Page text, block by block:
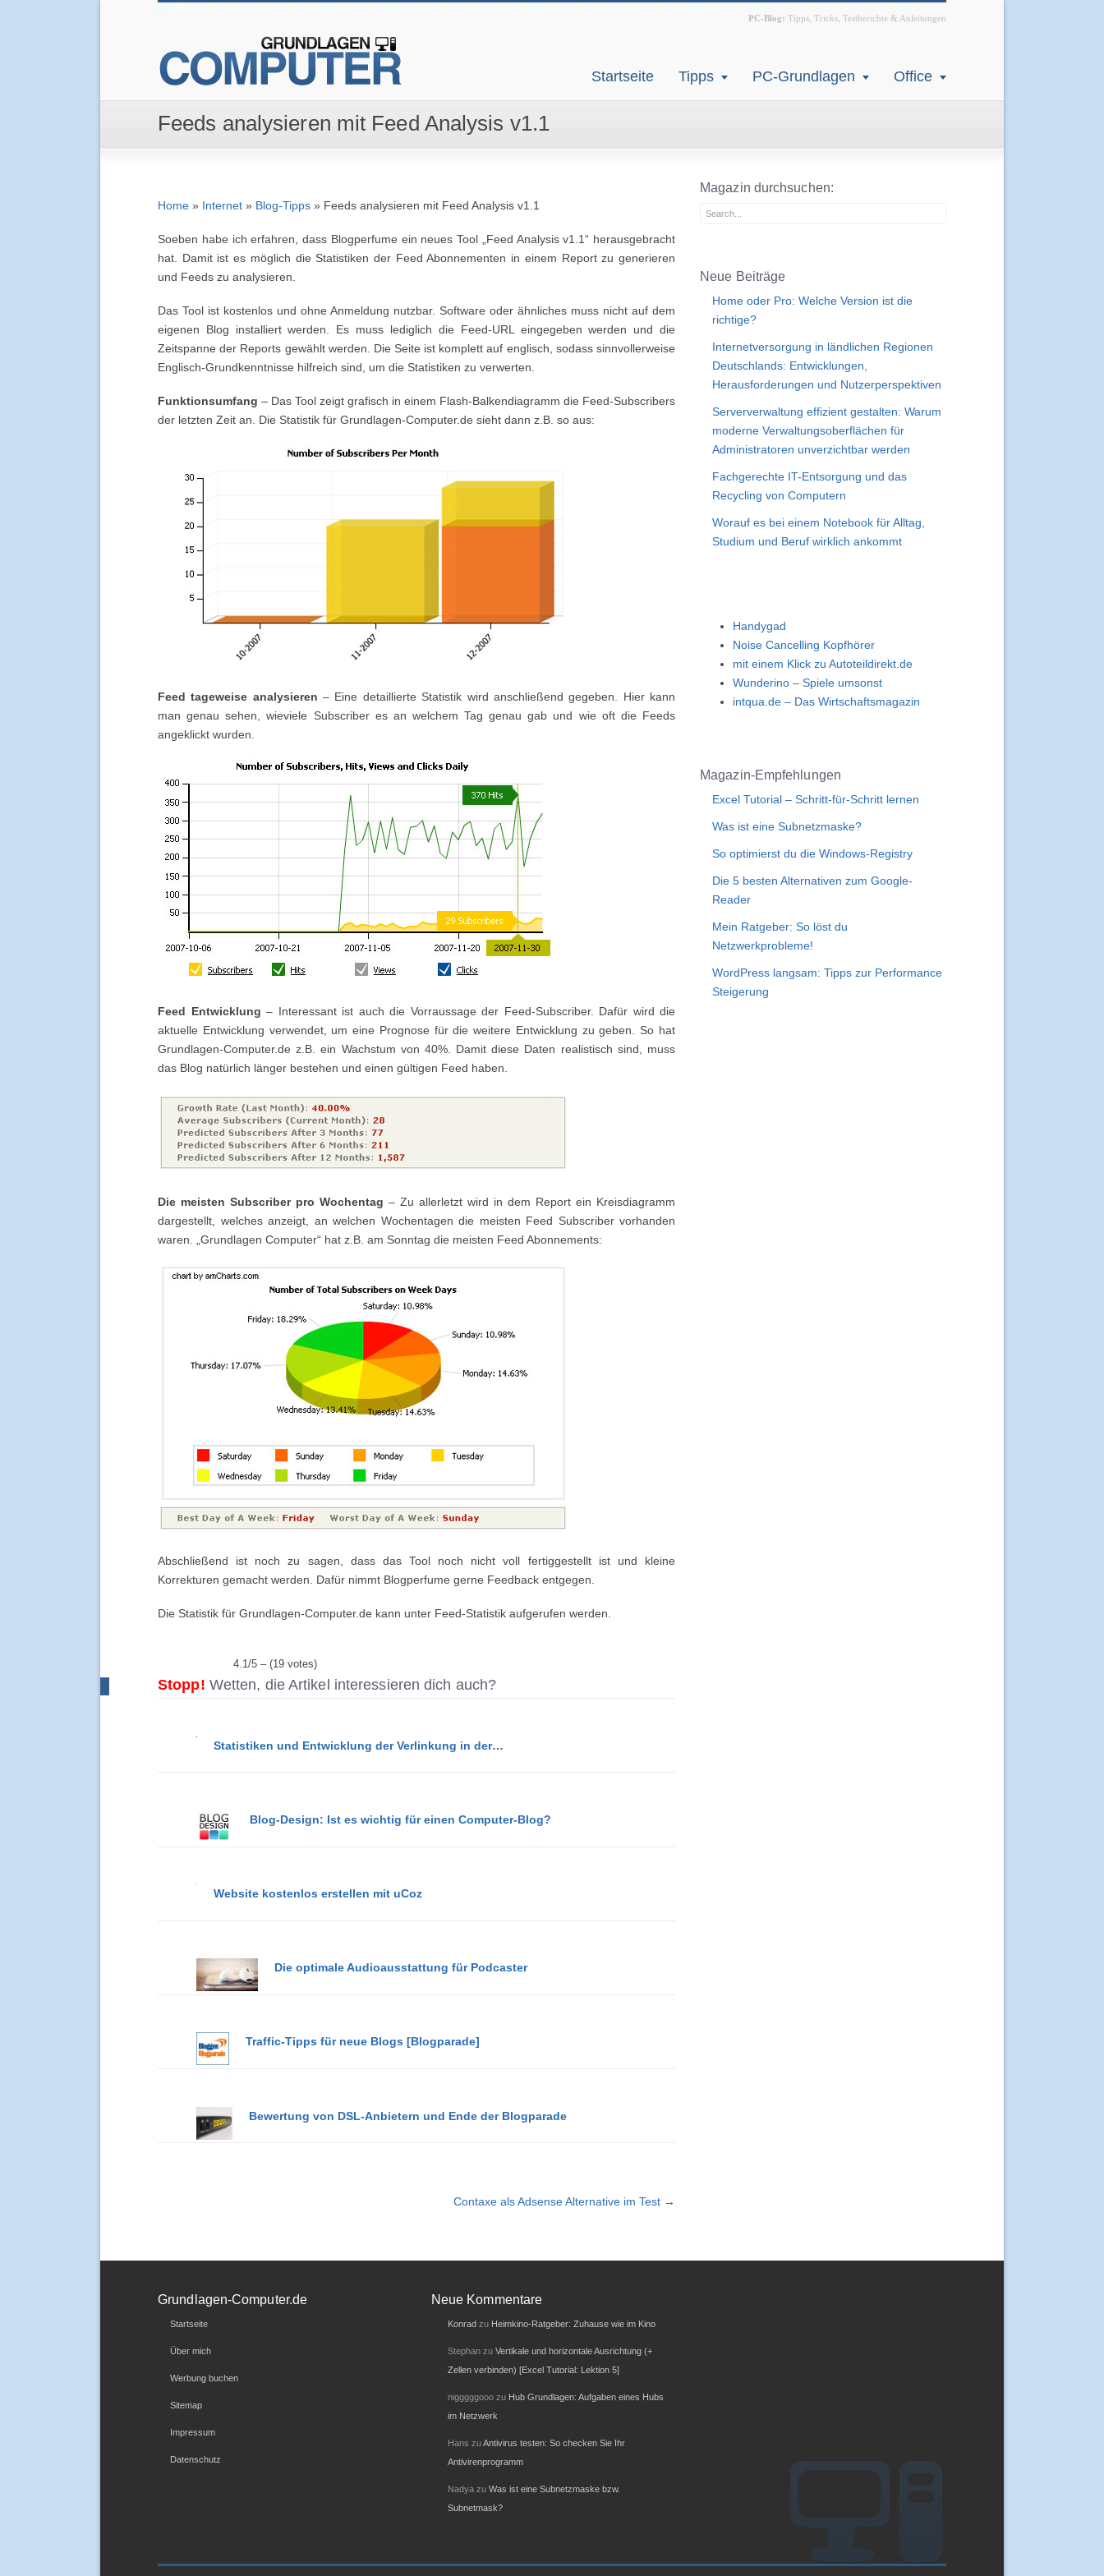
PC-Blog: Tipps, Tricks, Testberichte & Anleitungen
Startseite Tipps PC-Grundlagen Office
Feeds analysieren mit Feed Analysis v1.1
Home » Internet » Blog-Tipps » Feeds analysieren mit Feed Analysis v1.1
Soeben habe ich erfahren, dass Blogperfume ein neues Tool „Feed Analysis v1.1“ herausgebracht
hat. Damit ist es möglich die Statistiken der Feed Abonnementen in einem Report zu generieren
und Feeds zu analysieren.
Das Tool ist kostenlos und ohne Anmeldung nutzbar. Software oder ähnliches muss nicht auf dem
eigenen Blog installiert werden. Es muss lediglich die Feed-URL eingegeben werden und die
Zeitspanne der Reports gewählt werden. Die Seite ist komplett auf englisch, sodass sinnvollerweise
Englisch-Grundkenntnisse hilfreich sind, um die Statistiken zu verwerten.
Funktionsumfang – Das Tool zeigt grafisch in einem Flash-Balkendiagramm die Feed-Subscribers
der letzten Zeit an. Die Statistik für Grundlagen-Computer.de sieht dann z.B. so aus:
Feed tageweise analysieren – Eine detaillierte Statistik wird anschließend gegeben. Hier kann
man genau sehen, wieviele Subscriber es an welchem Tag genau gab und wie oft die Feeds
angeklickt wurden.
Feed Entwicklung – Interessant ist auch die Vorraussage der Feed-Subscriber. Dafür wird die
aktuelle Entwicklung verwendet, um eine Prognose für die weitere Entwicklung zu geben. So hat
Grundlagen-Computer.de z.B. ein Wachstum von 40%. Damit diese Daten realistisch sind, muss
das Blog natürlich länger bestehen und einen gültigen Feed haben.
Die meisten Subscriber pro Wochentag – Zu allerletzt wird in dem Report ein Kreisdiagramm
dargestellt, welches anzeigt, an welchen Wochentagen die meisten Feed Subscriber vorhanden
waren. „Grundlagen Computer“ hat z.B. am Sonntag die meisten Feed Abonnements:
Abschließend ist noch zu sagen, dass das Tool noch nicht voll fertiggestellt ist und kleine
Korrekturen gemacht werden. Dafür nimmt Blogperfume gerne Feedback entgegen.
Die Statistik für Grundlagen-Computer.de kann unter Feed-Statistik aufgerufen werden.
4.1/5 – (19 votes)
Stopp! Wetten, die Artikel interessieren dich auch?
Statistiken und Entwicklung der Verlinkung in der…
Blog-Design: Ist es wichtig für einen Computer-Blog?
Website kostenlos erstellen mit uCoz
Die optimale Audioausstattung für Podcaster
Traffic-Tipps für neue Blogs [Blogparade]
Bewertung von DSL-Anbietern und Ende der Blogparade
Contaxe als Adsense Alternative im Test →
Magazin durchsuchen:
Neue Beiträge
Home oder Pro: Welche Version ist die
richtige?
Internetversorgung in ländlichen Regionen
Deutschlands: Entwicklungen,
Herausforderungen und Nutzerperspektiven
Serververwaltung effizient gestalten: Warum
moderne Verwaltungsoberflächen für
Administratoren unverzichtbar werden
Fachgerechte IT-Entsorgung und das
Recycling von Computern
Worauf es bei einem Notebook für Alltag,
Studium und Beruf wirklich ankommt
Handygad
Noise Cancelling Kopfhörer
mit einem Klick zu Autoteildirekt.de
Wunderino – Spiele umsonst
intqua.de – Das Wirtschaftsmagazin
Magazin-Empfehlungen
Excel Tutorial – Schritt-für-Schritt lernen
Was ist eine Subnetzmaske?
So optimierst du die Windows-Registry
Die 5 besten Alternativen zum Google-
Reader
Mein Ratgeber: So löst du
Netzwerkprobleme!
WordPress langsam: Tipps zur Performance
Steigerung
Grundlagen-Computer.de
Startseite
Über mich
Werbung buchen
Sitemap
Impressum
Datenschutz
Neue Kommentare
Konrad zu Heimkino-Ratgeber: Zuhause wie im Kino
Stephanzu Vertikale und horizontale Ausrichtung (+
Zellen verbinden) [Excel Tutorial: Lektion 5]
nigggggooozu Hub Grundlagen: Aufgaben eines Hubs
im Netzwerk
Hans zuAntivirus testen: So checken Sie Ihr
Antivirenprogramm
Nadyazu Was ist eine Subnetzmaske bzw.
Subnetmask?